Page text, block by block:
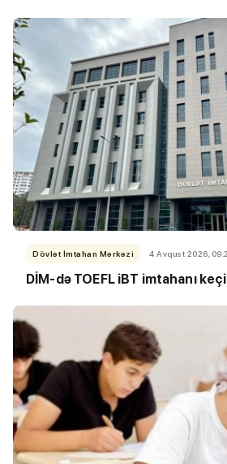
Dövlət İmtahan Mərkəzi 4 Avqust 2026,
DİM-də TOEFL iBT imtahanı